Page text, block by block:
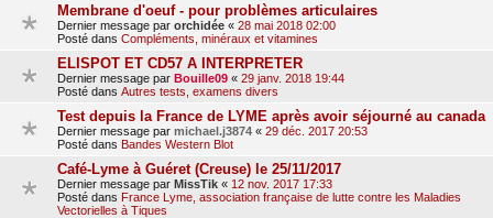
Membrane d'oeuf - pour problèmes articulaires
Dernier message par orchidée « 28 mai 2018 02:00
Posté dans Compléments, minéraux et vitamines
ELISPOT ET CD57 A INTERPRETER
Dernier message par Bouille09 « 29 janv. 2018 19:44
Posté dans Autres tests, examens divers
Test depuis la France de LYME après avoir séjourné au canada
Dernier message par michael.j3874 « 29 déc. 2017 20:53
Posté dans Bandes Western Blot
Café-Lyme à Guéret (Creuse) le 25/11/2017
Dernier message par MissTik « 12 nov. 2017 17:33
Posté dans France Lyme, association française de lutte contre les Maladies
Vectorielles à Tiques